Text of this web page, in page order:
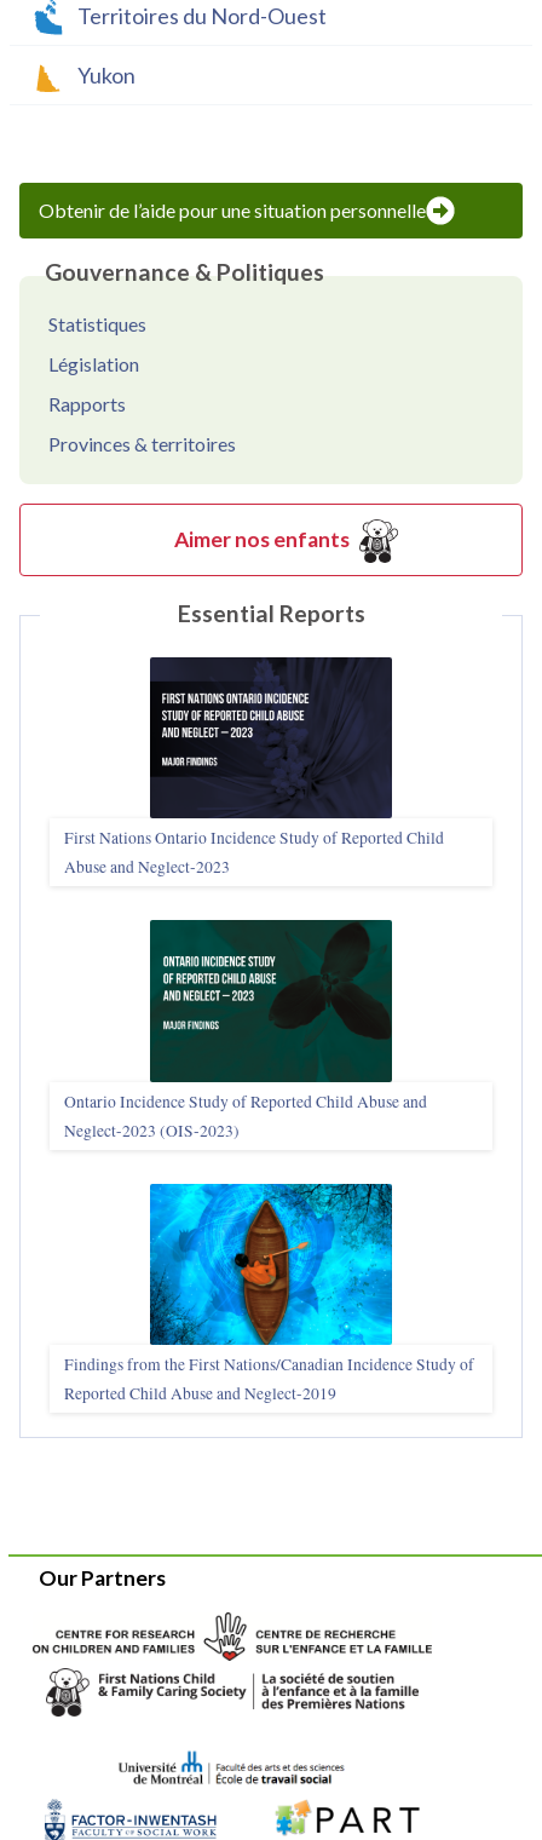
Territoires du Nord-Ouest
Yukon
Obtenir de l’aide pour une situation personnelle
Gouvernance & Politiques
Statistiques
Législation
Rapports
Provinces & territoires
Aimer nos enfants
Essential Reports
First Nations Ontario Incidence Study of Reported Child
Abuse and Neglect‑2023
Ontario Incidence Study of Reported Child Abuse and
Neglect-2023 (OIS‑2023)
Findings from the First Nations/Canadian Incidence Study of
Reported Child Abuse and Neglect-2019
Our Partners